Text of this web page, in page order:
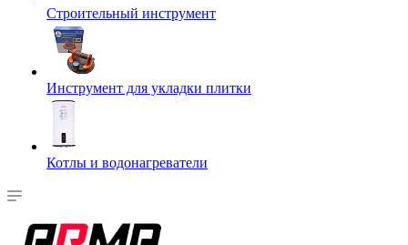
Строительный инструмент
Инструмент для укладки плитки
Котлы и водонагреватели